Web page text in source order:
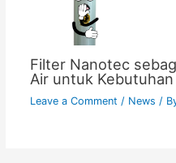
Filter Nanotec
Air untuk
Leave a Comment / News /